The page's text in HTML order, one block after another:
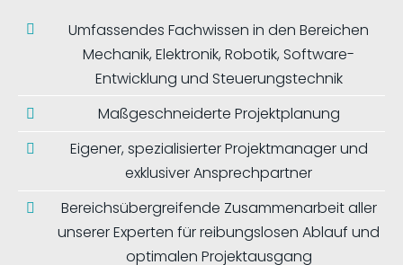
Umfassendes Fachwissen in den Bereichen
Mechanik, Elektronik, Robotik, Software-
Entwicklung und Steuerungstechnik
Maßgeschneiderte Projektplanung
Eigener, spezialisierter Projektmanager und
exklusiver Ansprechpartner
Bereichsübergreifende Zusammenarbeit aller
unserer Experten für reibungslosen Ablauf und
optimalen Projektausgang